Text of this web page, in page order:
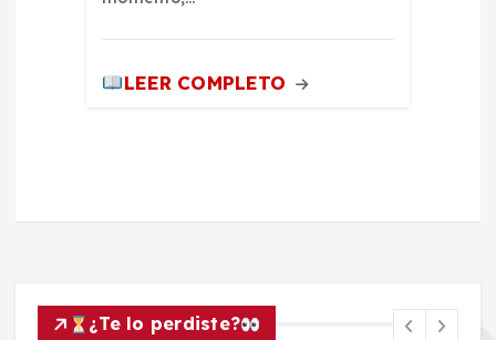
LEER COMPLETO
¿Te lo perdiste?